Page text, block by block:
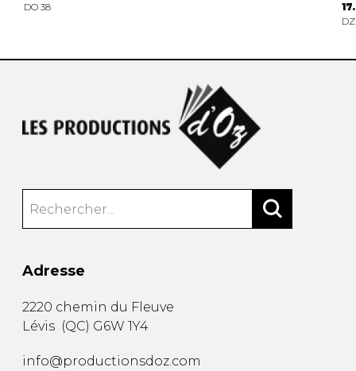
DO 38
Adresse
2220 chemin du Fleuve
Lévis (QC) G6W 1Y4
info@productionsdoz.com